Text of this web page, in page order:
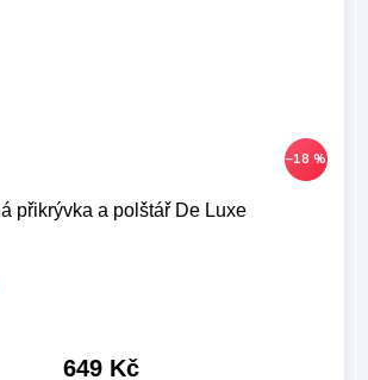
–18 %
přikrývka a polštář De Luxe
649 Kč